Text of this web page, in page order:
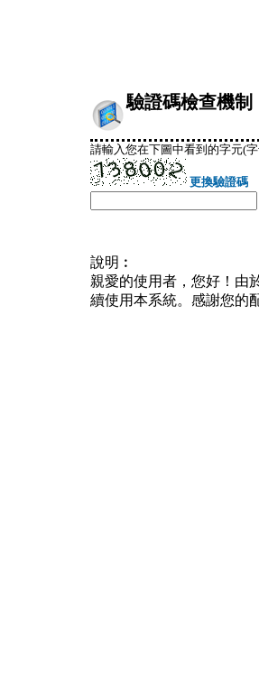
驗證碼檢查機制
請輸入您在下圖中看到的字元(
更換驗證碼
說明︰
親愛的使用者，您好！由
續使用本系統。感謝您的